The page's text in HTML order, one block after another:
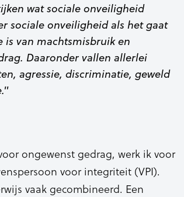
wat sociale onveiligheid
sociale onveiligheid als het gaat
is van machtsmisbruik en
Daaronder vallen allerlei
agressie, discriminatie, geweld
ongewenst gedrag, werk ik voor
voor integriteit (VPI).
vaak gecombineerd. Een